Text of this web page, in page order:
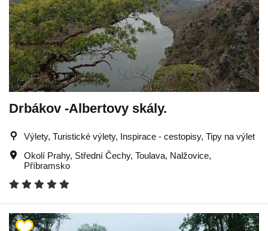
Drbákov -Albertovy skály.
Výlety, Turistické výlety, Inspirace - cestopisy, Tipy na výlet
Okolí Prahy, Střední Čechy, Toulava, Nalžovice,
Příbramsko